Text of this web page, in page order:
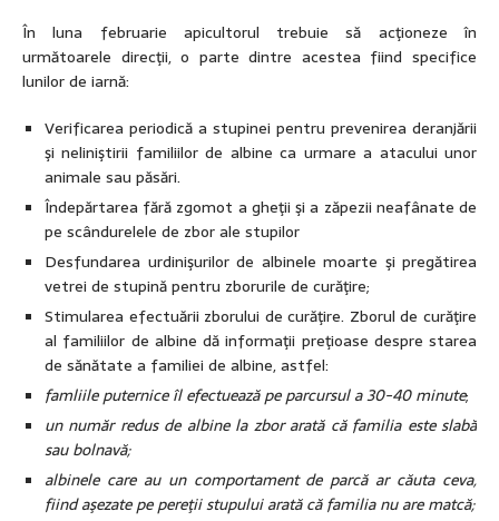
În luna februarie apicultorul trebuie să acţioneze în
următoarele direcţii, o parte dintre acestea fiind specifice
lunilor de iarnă:
Verificarea periodică a stupinei pentru prevenirea deranjării
şi neliniştirii familiilor de albine ca urmare a atacului unor
animale sau păsări.
Îndepărtarea fără zgomot a gheţii şi a zăpezii neafânate de
pe scândurelele de zbor ale stupilor
Desfundarea urdinişurilor de albinele moarte şi pregătirea
vetrei de stupină pentru zborurile de curăţire;
Stimularea efectuării zborului de curăţire. Zborul de curăţire
al familiilor de albine dă informaţii preţioase despre starea
de sănătate a familiei de albine, astfel:
famliile puternice îl efectuează pe parcursul a 30-40 minute;
un număr redus de albine la zbor arată că familia este slabă
sau bolnavă;
albinele care au un comportament de parcă ar căuta ceva,
fiind aşezate pe pereţii stupului arată că familia nu are matcă;